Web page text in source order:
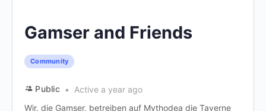
Gamser and Friends
Community
Public
Active a year ago
Wir, die Gamser, betreiben auf Mythodea die Taverne